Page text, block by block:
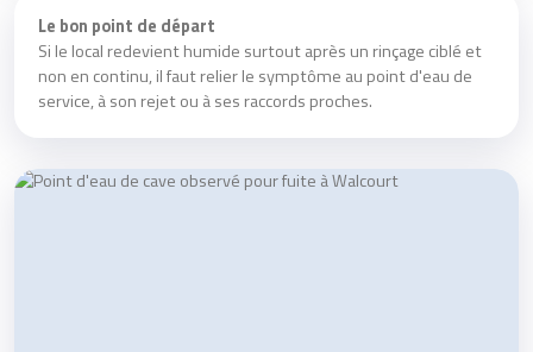
Le bon point de départ
Si le local redevient humide surtout après un rinçage ciblé et
non en continu, il faut relier le symptôme au point d'eau de
service, à son rejet ou à ses raccords proches.